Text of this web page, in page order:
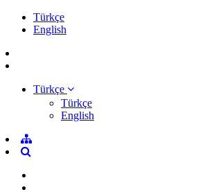
Türkçe
English
Türkçe
Türkçe
English